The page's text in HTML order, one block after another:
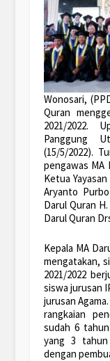
Wonosari,
Quran
2021/2022.
Panggung
(15/5/2022).
pengawas MA
Ketua
Aryanto
Darul Quran
Darul Quran
Kepala MA
mengatakan,
2021/2022
siswa jurusan
jurusan
rangkaian
sudah 6
yang 3
dengan